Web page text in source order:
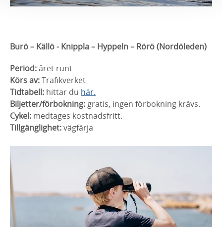
Burö – Källö - Knippla – Hyppeln – Rörö (Nordöleden)
Period:året runt
Körs av:Trafikverket
Tidtabell: hittar du här.
Biljetter/förbokning: gratis, ingen förbokning krävs.
Cykel: medtages kostnadsfritt.
Tillgänglighet:vägfärja